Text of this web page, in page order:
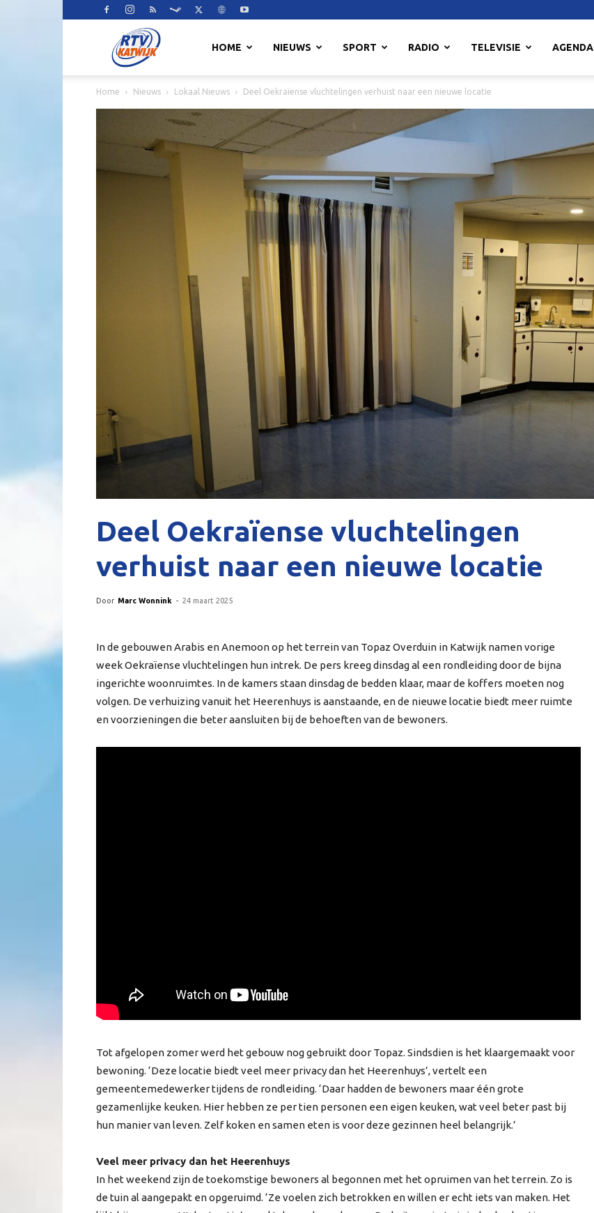
HOME NIEUWS SPORT RADIO TELEVISIE AGENDA
Home Nieuws Lokaal Nieuws Deel Oekraïense vluchtelingen verhuist naar een nieuwe locatie
Deel Oekraïense vluchtelingen
verhuist naar een nieuwe locatie
Door Marc Wonnink - 24 maart 2025
In de gebouwen Arabis en Anemoon op het terrein van Topaz Overduin in Katwijk namen vorige
week Oekraïense vluchtelingen hun intrek. De pers kreeg dinsdag al een rondleiding door de bijna
ingerichte woonruimtes. In de kamers staan dinsdag de bedden klaar, maar de koffers moeten nog
volgen. De verhuizing vanuit het Heerenhuys is aanstaande, en de nieuwe locatie biedt meer ruimte
en voorzieningen die beter aansluiten bij de behoeften van de bewoners.
Tot afgelopen zomer werd het gebouw nog gebruikt door Topaz. Sindsdien is het klaargemaakt voor
bewoning. ‘Deze locatie biedt veel meer privacy dan het Heerenhuys’, vertelt een
gemeentemedewerker tijdens de rondleiding. ‘Daar hadden de bewoners maar één grote
gezamenlijke keuken. Hier hebben ze per tien personen een eigen keuken, wat veel beter past bij
hun manier van leven. Zelf koken en samen eten is voor deze gezinnen heel belangrijk.’
Veel meer privacy dan het Heerenhuys
In het weekend zijn de toekomstige bewoners al begonnen met het opruimen van het terrein. Zo is
de tuin al aangepakt en opgeruimd. ‘Ze voelen zich betrokken en willen er echt iets van maken. Het